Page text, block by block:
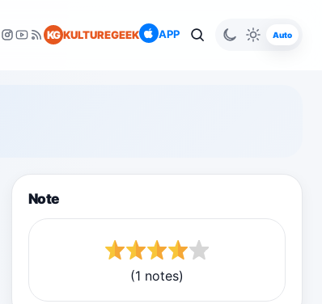
KG KULTUREGEEK APP Auto
Note
(1 notes)